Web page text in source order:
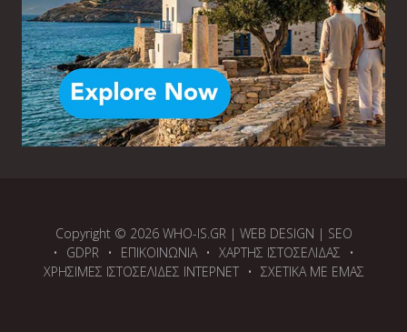
Copyright © 2026 WHO-IS.GR| WEB DESIGN | SEO
GDPR
ΕΠΙΚΟΙΝΩΝΙΑ
ΧΑΡΤΗΣ ΙΣΤΟΣΕΛΙΔΑΣ
ΧΡΗΣΙΜΕΣ ΙΣΤΟΣΕΛΙΔΕΣ ΙΝΤΕΡΝΕΤ
ΣΧΕΤΙΚΑ ΜΕ ΕΜΑΣ